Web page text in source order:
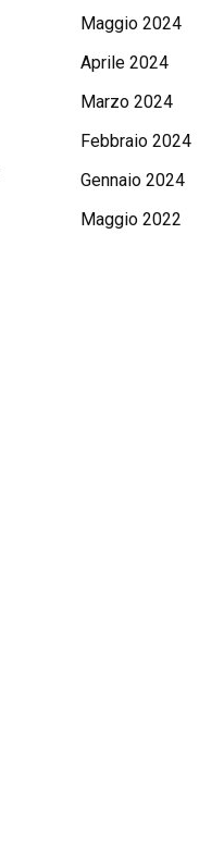
Maggio 2024
Aprile 2024
Marzo 2024
Febbraio 2024
Gennaio 2024
Maggio 2022